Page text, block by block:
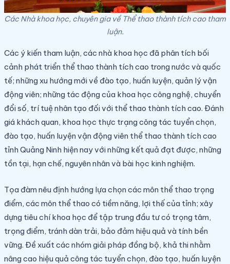
Các Nhà khoa học, chuyên gia về Thể thao thành tích cao tham
luận.
Các ý kiến tham luận, các nhà khoa học đã phân tích bối
cảnh phát triển thể thao thành tích cao trong nước và quốc
tế; những xu hướng mới về đào tạo, huấn luyện, quản lý vận
động viên; những tác động của khoa học công nghệ, chuyển
đổi số, trí tuệ nhân tạo đối với thể thao thành tích cao. Đánh
giá khách quan, khoa học thực trạng công tác tuyển chọn,
đào tạo, huấn luyện vận động viên thể thao thành tích cao
tỉnh Quảng Ninh hiện nay với những kết quả đạt được, những
tồn tại, hạn chế, nguyên nhân và bài học kinh nghiệm.
Tọa đàm nêu định hướng lựa chọn các môn thể thao trọng
điểm, các môn thể thao có tiềm năng, lợi thế của tỉnh; xây
dựng tiêu chí khoa học để tập trung đầu tư có trọng tâm,
trọng điểm, tránh dàn trải, bảo đảm hiệu quả và tính bền
vững. Đề xuất các nhóm giải pháp đồng bộ, khả thi nhằm
nâng cao hiệu quả công tác tuyển chọn, đào tạo, huấn luyện